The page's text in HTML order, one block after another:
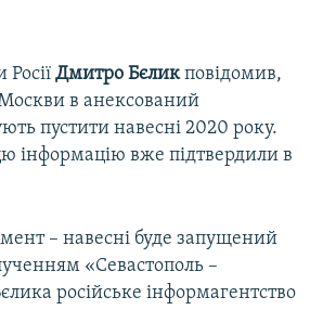
Дмитро Бєликповідомив,
в анексований
пустити навесні 2020 року.
інформацію вже підтвердили в
– навесні буде запущений
«Севастополь –
російське інформагентство